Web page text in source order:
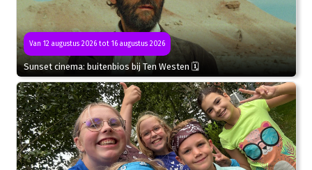
Van 12 augustus 2026 tot 16 augustus 2026
Sunset cinema: buitenbios bij Ten Westen 🗓